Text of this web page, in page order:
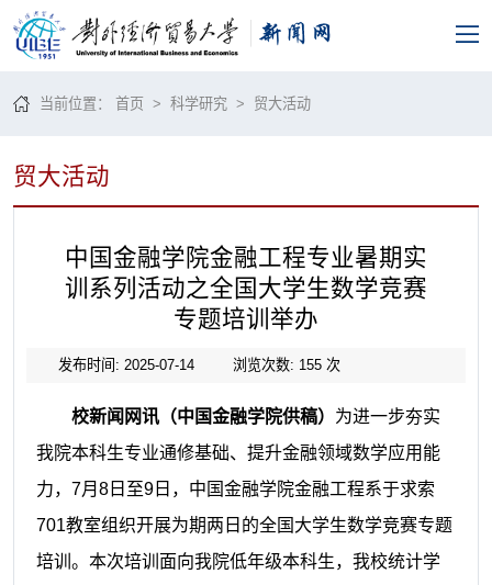
当前位置：首页 >科学研究 > 贸大活动
贸大活动
中国金融学院金融工程专业暑期实
训系列活动之全国大学生数学竞赛
专题培训举办
发布时间: 2025-07-14 浏览次数: 155次
校新闻网讯（中国金融学院供稿） 为进一步夯实
我院本科生专业通修基础、提升金融领域数学应用能
力，7月8日至9日，中国金融学院金融工程系于求索
701教室组织开展为期两日的全国大学生数学竞赛专题
培训。本次培训面向我院低年级本科生，我校统计学